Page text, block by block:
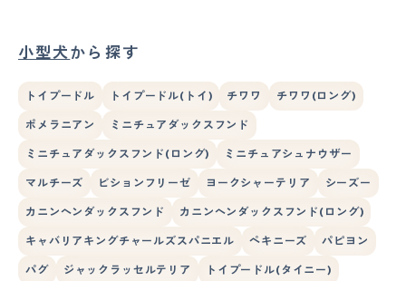
小型犬から探す
トイプードル トイプードル(トイ) チワワ チワワ(ロング)
ポメラニアン ミニチュアダックスフンド
ミニチュアダックスフンド(ロング) ミニチュアシュナウザー
マルチーズ ビションフリーゼ ヨークシャーテリア シーズー
カニンヘンダックスフンド カニンヘンダックスフンド(ロング)
キャバリアキングチャールズスパニエル ペキニーズ パピヨン
パグ ジャックラッセルテリア トイプードル(タイニー)